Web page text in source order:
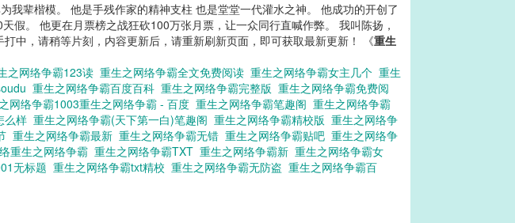
辈楷模。 他是手残作家的精神支柱 也是堂堂一代灌水之神。 他成功的开创了
。 他更在月票榜之战狂砍100万张月票，让一众同行直喊作弊。 我叫陈扬，
中，请稍等片刻，内容更新后，请重新刷新页面，即可获取最新更新！ 《重生
之网络争霸123读 重生之网络争霸全文免费阅读 重生之网络争霸女主几个 重生
重生之网络争霸百度百科 重生之网络争霸完整版 重生之网络争霸免费阅
网络争霸1003重生之网络争霸 - 百度 重生之网络争霸笔趣阁 重生之网络争霸
么样 重生之网络争霸(天下第一白)笔趣阁 重生之网络争霸精校版 重生之网络争
重生之网络争霸最新 重生之网络争霸无错 重生之网络争霸贴吧 重生之网络争
重生之网络争霸 重生之网络争霸TXT 重生之网络争霸新 重生之网络争霸女
无标题 重生之网络争霸txt精校 重生之网络争霸无防盗 重生之网络争霸百